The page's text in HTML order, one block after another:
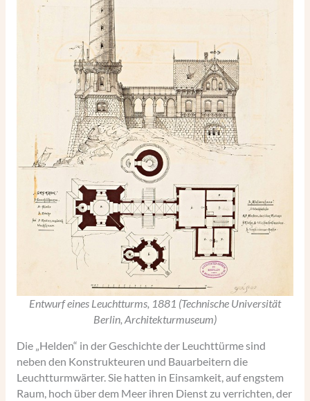
Entwurf eines Leuchtturms, 1881 (Technische Universität
Berlin, Architekturmuseum)
Die „Helden“ in der Geschichte der Leuchttürme sind
neben den Konstrukteuren und Bauarbeitern die
Leuchtturmwärter. Sie hatten in Einsamkeit, auf engstem
Raum, hoch über dem Meer ihren Dienst zu verrichten, der